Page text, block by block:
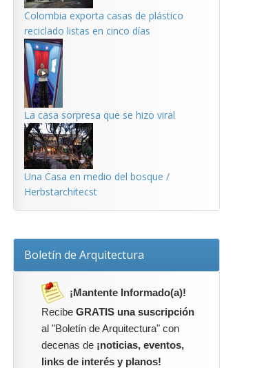
Colombia exporta casas de plástico
reciclado listas en cinco días
La casa sorpresa que se hizo viral
Una Casa en medio del bosque /
Herbstarchitecst
Boletín de Arquitectura
¡Mantente Informado(a)!
Recibe GRATIS una suscripción
al "Boletín de Arquitectura" con
decenas de ¡noticias, eventos,
links de interés y planos!